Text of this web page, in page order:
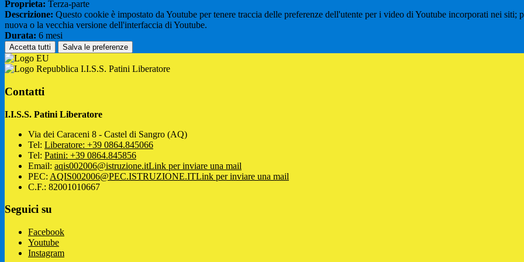
Proprieta: Terza-parte
Descrizione: Questo cookie è impostato da Youtube per tenere traccia delle preferenze dell'utente per i video di Youtube incorporati nei
nuova o la vecchia versione dell'interfaccia di Youtube.
Durata: 6 mesi
Accetta tutti Salva le preferenze
I.I.S.S. Patini Liberatore
Contatti
I.I.S.S. Patini Liberatore
Via dei Caraceni 8 - Castel di Sangro (AQ)
Tel: Liberatore: +39 0864.845066
Tel: Patini: +39 0864.845856
Email: aqis002006@istruzione.itLink per inviare una mail
PEC: AQIS002006@PEC.ISTRUZIONE.ITLink per inviare una mail
C.F.: 82001010667
Seguici su
Facebook
Youtube
Instagram